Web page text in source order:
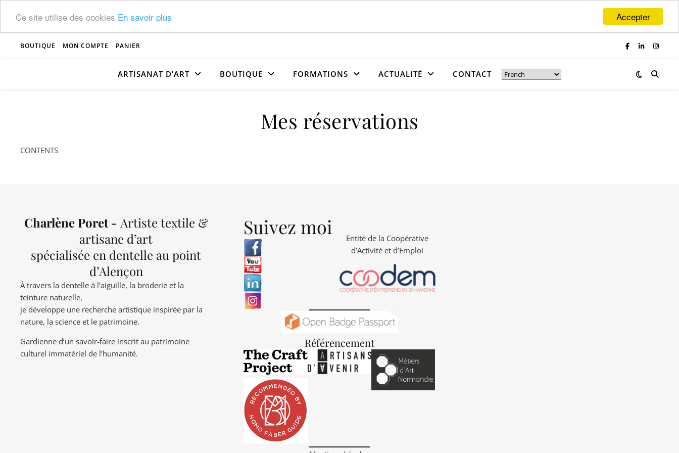
Accepter
Ce site utilise des cookies En savoir plus
BOUTIQUE MON COMPTE PANIER
ARTISANAT D’ART BOUTIQUE FORMATIONS ACTUALITÉ CONTACT
Mes réservations
CONTENTS
Charlène Poret - Artiste textile &
artisane d’art
spécialisée en dentelle au point
d’Alençon
À travers la dentelle à l’aiguille, la broderie et la
teinture naturelle,
je développe une recherche artistique inspirée par la
nature, la science et le patrimoine.
Gardienne d’un savoir-faire inscrit au patrimoine
culturel immatériel de l’humanité.
Suivez moi
Entité de la Coopérative
d’Activité et d’Emploi
Référencement